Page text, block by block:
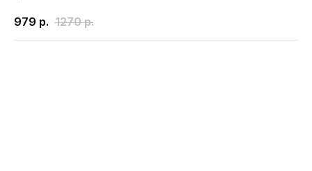
979 р. 1270 р.